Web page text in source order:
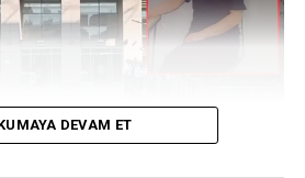
REKLAM
DEVAM ET